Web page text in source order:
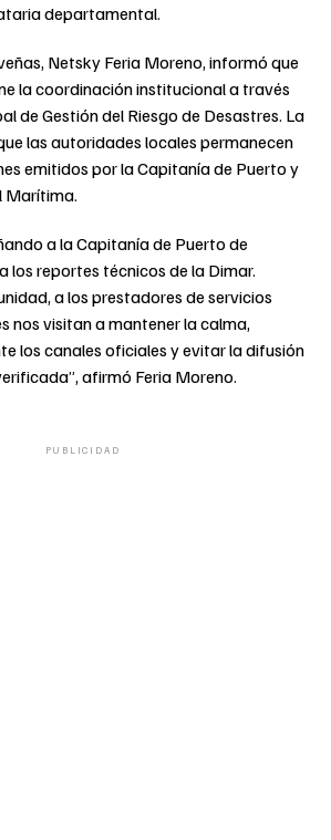
departamental.
Netsky Feria Moreno, informó que
la coordinación institucional a través
de Gestión del Riesgo de Desastres. La
las autoridades locales permanecen
emitidos por la Capitanía de Puerto y
Marítima.
a la Capitanía de Puerto de
los reportes técnicos de la Dimar.
a los prestadores de servicios
nos visitan a mantener la calma,
los canales oficiales y evitar la difusión
afirmó Feria Moreno.
PUBLICIDAD